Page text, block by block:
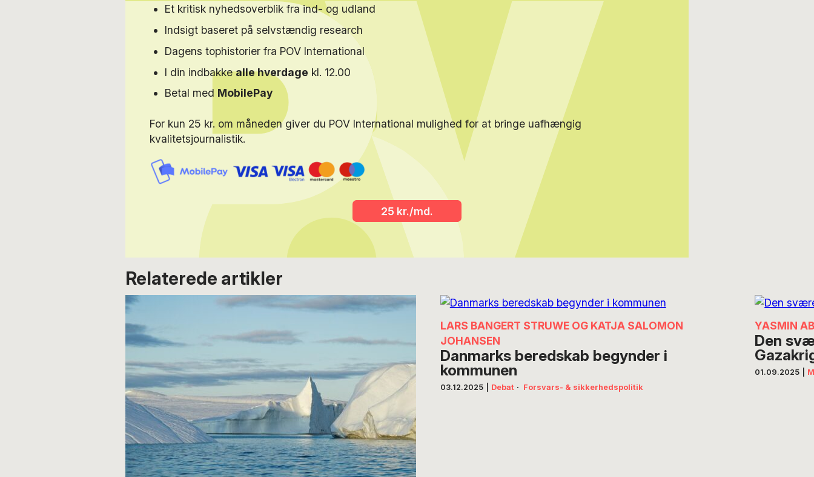
Et kritisk nyhedsoverblik fra ind- og udland
Indsigt baseret på selvstændig research
Dagens tophistorier fra POV International
I din indbakkealle hverdage kl. 12.00
Betal med MobilePay
For kun 25 kr. om måneden giver du POV International mulighed for at bringe uafhængig
kvalitetsjournalistik.
25 kr./md.
Relaterede artikler
LARS BANGERT STRUWE OG KATJA SALOMON
JOHANSEN
Danmarks beredskab begynder i
kommunen
03.12.2025 Debat · Forsvars- & sikkerhedspolitik
YASMIN
Den
01.09.2025